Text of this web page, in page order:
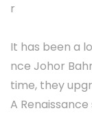
r
It has been a
nce Johor
time, they
A